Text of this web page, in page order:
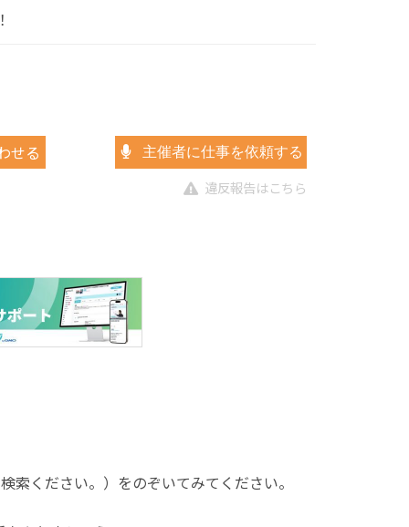
せる 主催者に仕事を依頼する
違反報告はこちら
索ください。）をのぞいてみてください。